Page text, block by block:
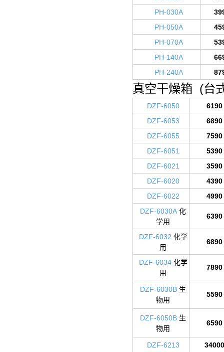
PH-030A
PH-050A
PH-070A
PH-140A
PH-240A
真空干燥箱 (台
DZF-6050
6190
DZF-6053
6890
DZF-6055
7590
DZF-6051
5390
DZF-6021
3590
DZF-6020
4390
DZF-6022
4990
DZF-6030A 化
学用
6390
DZF-6032 化学
用
6890
DZF-6034化学
用
7890
DZF-6030B 生
物用
5590
DZF-6050B 生
物用
6590
DZF-6213 34000